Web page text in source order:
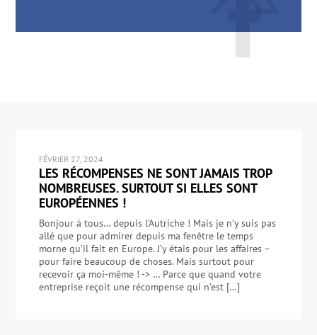
FÉVRIER 27, 2024
LES RÉCOMPENSES NE SONT JAMAIS TROP
NOMBREUSES. SURTOUT SI ELLES SONT
EUROPÉENNES !
Bonjour à tous… depuis l’Autriche ! Mais je n’y suis pas
allé que pour admirer depuis ma fenêtre le temps
morne qu’il fait en Europe. J’y étais pour les affaires –
pour faire beaucoup de choses. Mais surtout pour
recevoir ça moi-même ! -> … Parce que quand votre
entreprise reçoit une récompense qui n’est […]